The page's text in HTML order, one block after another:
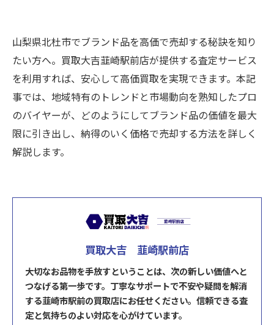
山梨県北杜市でブランド品を高価で売却する秘訣を知り
たい方へ。買取大吉韮崎駅前店が提供する査定サービス
を利用すれば、安心して高価買取を実現できます。本記
事では、地域特有のトレンドと市場動向を熟知したプロ
のバイヤーが、どのようにしてブランド品の価値を最大
限に引き出し、納得のいく価格で売却する方法を詳しく
解説します。
買取大吉 韮崎駅前店
大切なお品物を手放すということは、次の新しい価値へと
つなげる第一歩です。丁寧なサポートで不安や疑問を解消
する韮崎市駅前の買取店にお任せください。信頼できる査
定と気持ちのよい対応を心がけています。